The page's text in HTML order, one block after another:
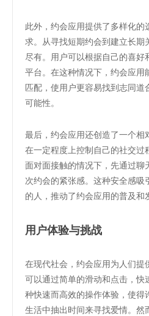
此外，约会应用提供了多样化
求。从寻找短期约会到建立长期
尽有。用户可以根据自己的喜好
平台。在这种情况下，约会应用
匹配，使用户更容易找到志同道
可能性。
最后，约会应用还创造了一个相
在一定程度上控制自己的社交过
面对面接触的情况下，先通过聊
次约会的紧张感。这种安全感
的人，推动了约会应用的普及和
用户体验与挑战
在现代社会，约会应用为人们提
可以通过简单的滑动和点击，快
种快速而高效的操作体验，使得
生活中抽出时间来寻找爱情。然